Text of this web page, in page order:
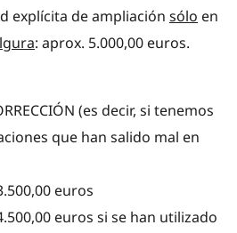
explícita de ampliación sólo en
: aprox. 5.000,00 euros.
(es decir, si tenemos
que han salido mal en
euros
euros si se han utilizado